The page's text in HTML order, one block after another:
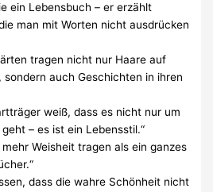
ein Lebensbuch – er erzählt
man mit Worten nicht ausdrücken
tragen nicht nur Haare auf
sondern auch Geschichten in ihren
weiß, dass es nicht nur um
– es ist ein Lebensstil.“
mehr Weisheit tragen als ein ganzes
dass die wahre Schönheit nicht